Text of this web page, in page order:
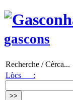
gascons
Recherche / Cèrca...
Lòcs :